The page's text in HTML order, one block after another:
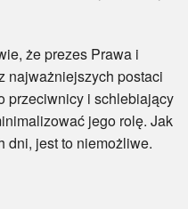
że prezes Prawa i
najważniejszych postaci
przeciwnicy i schlebiający
jego rolę. Jak
dni, jest to niemożliwe.